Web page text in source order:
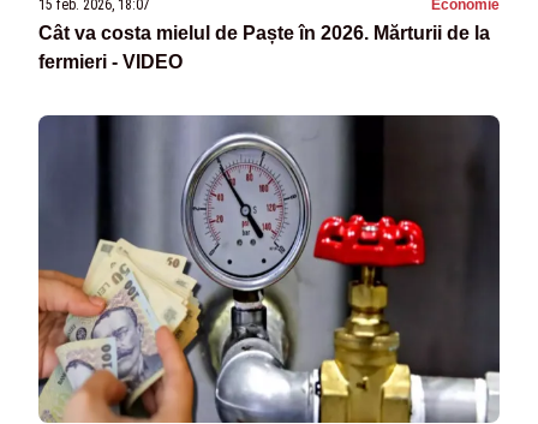
15 feb. 2026, 18:07 Economie
Cât va costa mielul de Paște în 2026. Mărturii de la
fermieri - VIDEO